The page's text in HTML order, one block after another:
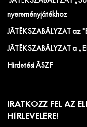
nyereményjátékhoz
JÁTÉKSZABÁLYZAT az
JÁTÉKSZABÁLYZAT a
Hirdetési ÁSZF
IRATKOZZ FEL AZ
HÍRLEVELÉRE!